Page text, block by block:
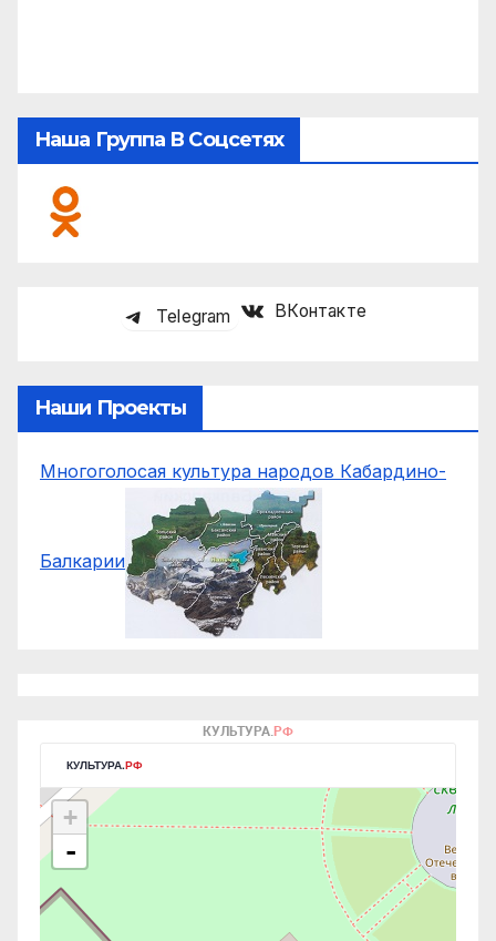
Наша Группа В Соцсетях
Telegram ВКонтакте
Наши Проекты
Многоголосая культура народов Кабардино-
Балкарии